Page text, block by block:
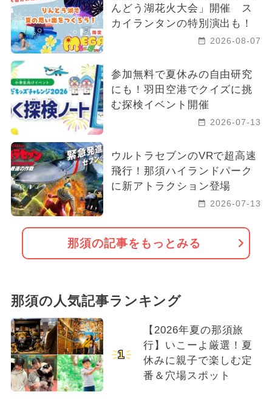
んどう湖花火大会」開催 ス
カイランタンの特別演出も！
2026-08-07
参加無料で夏休みの自由研究
にも！羽田空港でクイズに挑
む探検イベント開催
2026-07-13
ウルトラセブンのVRで超高速
飛行！那須ハイランドパーク
に新アトラクション登場
2026-07-13
那須の記事をもっとみる
那須の人気記事ランキング
1
【2026年夏の那須旅
行】いこーよ厳選！夏
休みに親子で楽しむ定
番＆穴場スポット